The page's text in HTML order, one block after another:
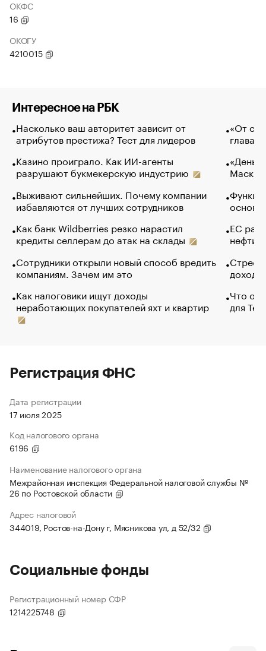
ОКФС
16
ОКОГУ
4210015
Интересное на РБК
Насколько ваш авторитет зависит от
атрибутов престижа? Тест для лидеров
Казино проиграло. Как ИИ-агенты
разрушают букмекерскую индустрию
Выживают сильнейших. Почему компании
избавляются от лучших сотрудников
Как банк Wildberries резко нарастил
кредиты селлерам до атак на склады
Сотрудники открыли новый способ вредить
компаниям. Зачем им это
Как налоговики ищут доходы
неработающих покупателей яхт и квартир
«От
глава
Маск в
основ
ЕС
нефти
Что
для
Регистрация ФНС
Дата регистрации
17 июля 2025
Код налогового органа
6196
Наименование налогового органа
Межрайонная инспекция Федеральной налоговой службы №
26 по Ростовской области
Адрес налоговой
344019, Ростов-на-Дону г, Мясникова ул, д 52/32
Социальные фонды
Регистрационный номер СФР
1214225748